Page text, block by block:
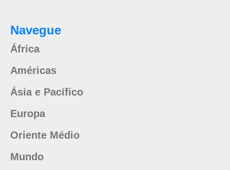
Navegue
África
Américas
Ásia e Pacífico
Europa
Oriente Médio
Mundo